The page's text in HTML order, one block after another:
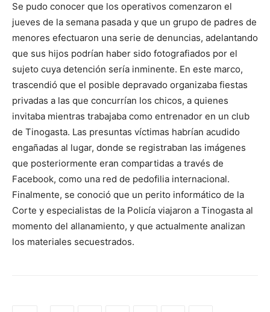
Se pudo conocer que los operativos comenzaron el
jueves de la semana pasada y que un grupo de padres de
menores efectuaron una serie de denuncias, adelantando
que sus hijos podrían haber sido fotografiados por el
sujeto cuya detención sería inminente. En este marco,
trascendió que el posible depravado organizaba fiestas
privadas a las que concurrían los chicos, a quienes
invitaba mientras trabajaba como entrenador en un club
de Tinogasta. Las presuntas víctimas habrían acudido
engañadas al lugar, donde se registraban las imágenes
que posteriormente eran compartidas a través de
Facebook, como una red de pedofilia internacional.
Finalmente, se conoció que un perito informático de la
Corte y especialistas de la Policía viajaron a Tinogasta al
momento del allanamiento, y que actualmente analizan
los materiales secuestrados.